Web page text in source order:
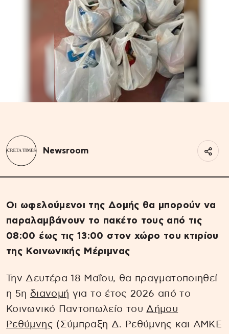
Newsroom
Οι ωφελούμενοι της Δομής θα μπορούν να
παραλαμβάνουν το πακέτο τους από τις
08:00 έως τις 13:00 στον χώρο του κτιρίου
της Κοινωνικής Μέριμνας
Την Δευτέρα 18 Μαΐου, θα πραγματοποιηθεί
η 5η διανομή για το έτος 2026 από το
Κοινωνικό Παντοπωλείο του Δήμου
Ρεθύμνης (Σύμπραξη Δ. Ρεθύμνης και ΑΜΚΕ